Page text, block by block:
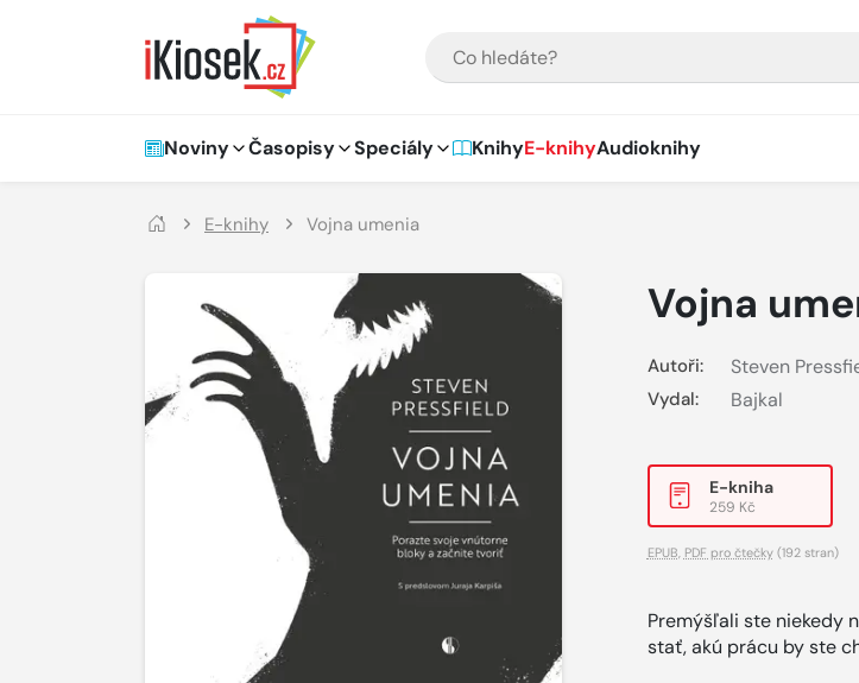
Hlavní navigace
Noviny Časopisy Speciály KnihyE-knihyAudioknihy
E-knihy Vojna umenia
Vojna
Autoři: Steven
Vydal: Bajkal
E-kniha
259 Kč
EPUB PDF pro čtečky(192 stran)
Premýšľali ste niekedy
stať, akú prácu by ste